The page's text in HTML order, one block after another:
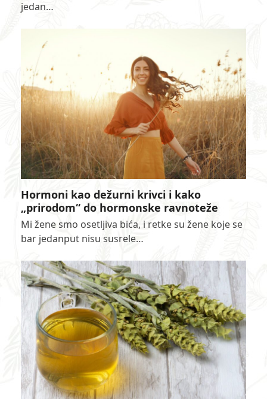
jedan…
Hormoni kao dežurni krivci i kako
„prirodom“ do hormonske ravnoteže
Mi žene smo osetljiva bića, i retke su žene koje se
bar jedanput nisu susrele…